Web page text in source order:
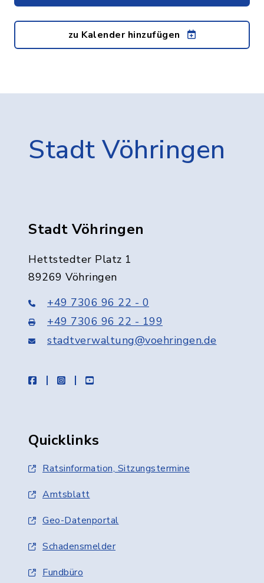
zu Kalender hinzufügen
Stadt Vöhringen
Stadt Vöhringen
Hettstedter Platz 1
89269 Vöhringen
+49 7306 96 22 - 0
+49 7306 96 22 - 199
stadtverwaltung@voehringen.de
facebookinstagramyoutube
Quicklinks
Ratsinformation, Sitzungstermine
Amtsblatt
Geo-Datenportal
Schadensmelder
Fundbüro